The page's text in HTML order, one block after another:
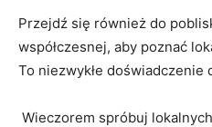
Przejdź się również do
współczesnej, aby poznać
To niezwykłe doświadczenie
Wieczorem spróbuj